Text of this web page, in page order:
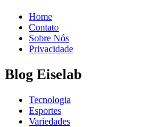
Home
Contato
Sobre Nós
Privacidade
Blog Eiselab
Tecnologia
Esportes
Variedades